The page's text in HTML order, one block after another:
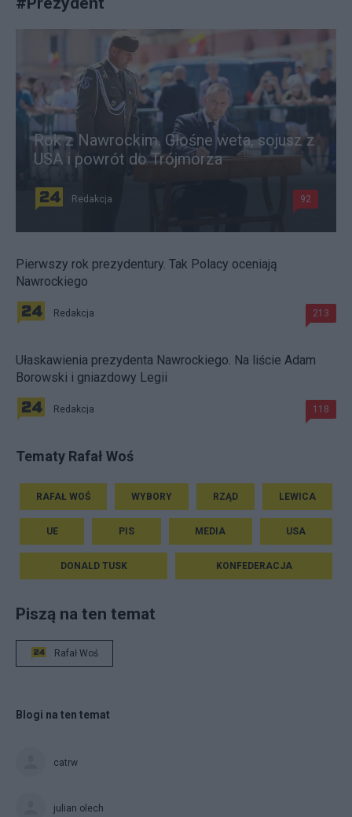
Rok z Nawrockim. Głośne weta, sojusz z
USA i powrót do Trójmorza
Redakcja 92
Pierwszy rok prezydentury. Tak Polacy oceniają
Nawrockiego
Redakcja 213
Ułaskawienia prezydenta Nawrockiego. Na liście Adam
Borowski i gniazdowy Legii
Redakcja 118
Tematy Rafał Woś
RAFAŁ WOŚ WYBORY RZĄD LEWICA
UE PIS MEDIA USA
DONALD TUSK KONFEDERACJA
Piszą na ten temat
Rafał Woś
Blogi na ten temat
catrw
julian olech